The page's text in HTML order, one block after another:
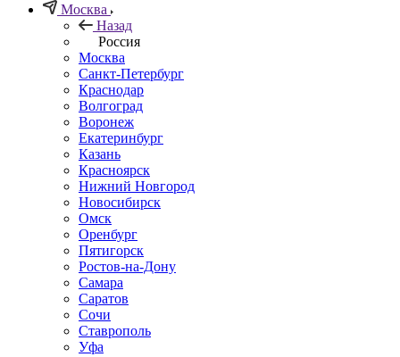
Москва
Назад
Россия
Москва
Санкт-Петербург
Краснодар
Волгоград
Воронеж
Екатеринбург
Казань
Красноярск
Нижний Новгород
Новосибирск
Омск
Оренбург
Пятигорск
Ростов-на-Дону
Самара
Саратов
Сочи
Ставрополь
Уфа